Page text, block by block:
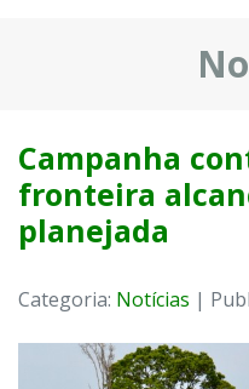
Campanha
fronteira
planejada
Categoria: Notícias |